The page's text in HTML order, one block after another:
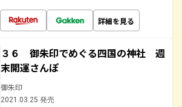
詳細を見る
３６ 御朱印でめぐる四国の神社 週
末開運さんぽ
御朱印
2021.03.25 発売